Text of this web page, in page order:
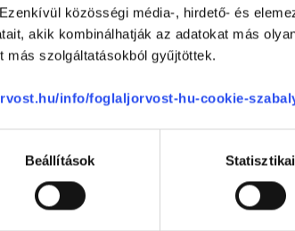
közösségi média-, hirdető- és
akik kombinálhatják az adatokat más
szolgáltatásokból gyűjtöttek.
info/foglaljorvost-hu-cookie-
Beállítások Statisztikai
100 %
0 %
Anonym
Nagyon jó szakember,